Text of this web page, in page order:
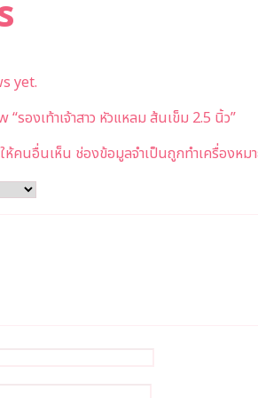
yet.
องเท้าเจ้าสาว หัวแหลม ส้นเข็ม 2.5 นิ้ว”
ห้คนอื่นเห็น ช่องข้อมูลจำเป็นถูกทำเครื่องหม